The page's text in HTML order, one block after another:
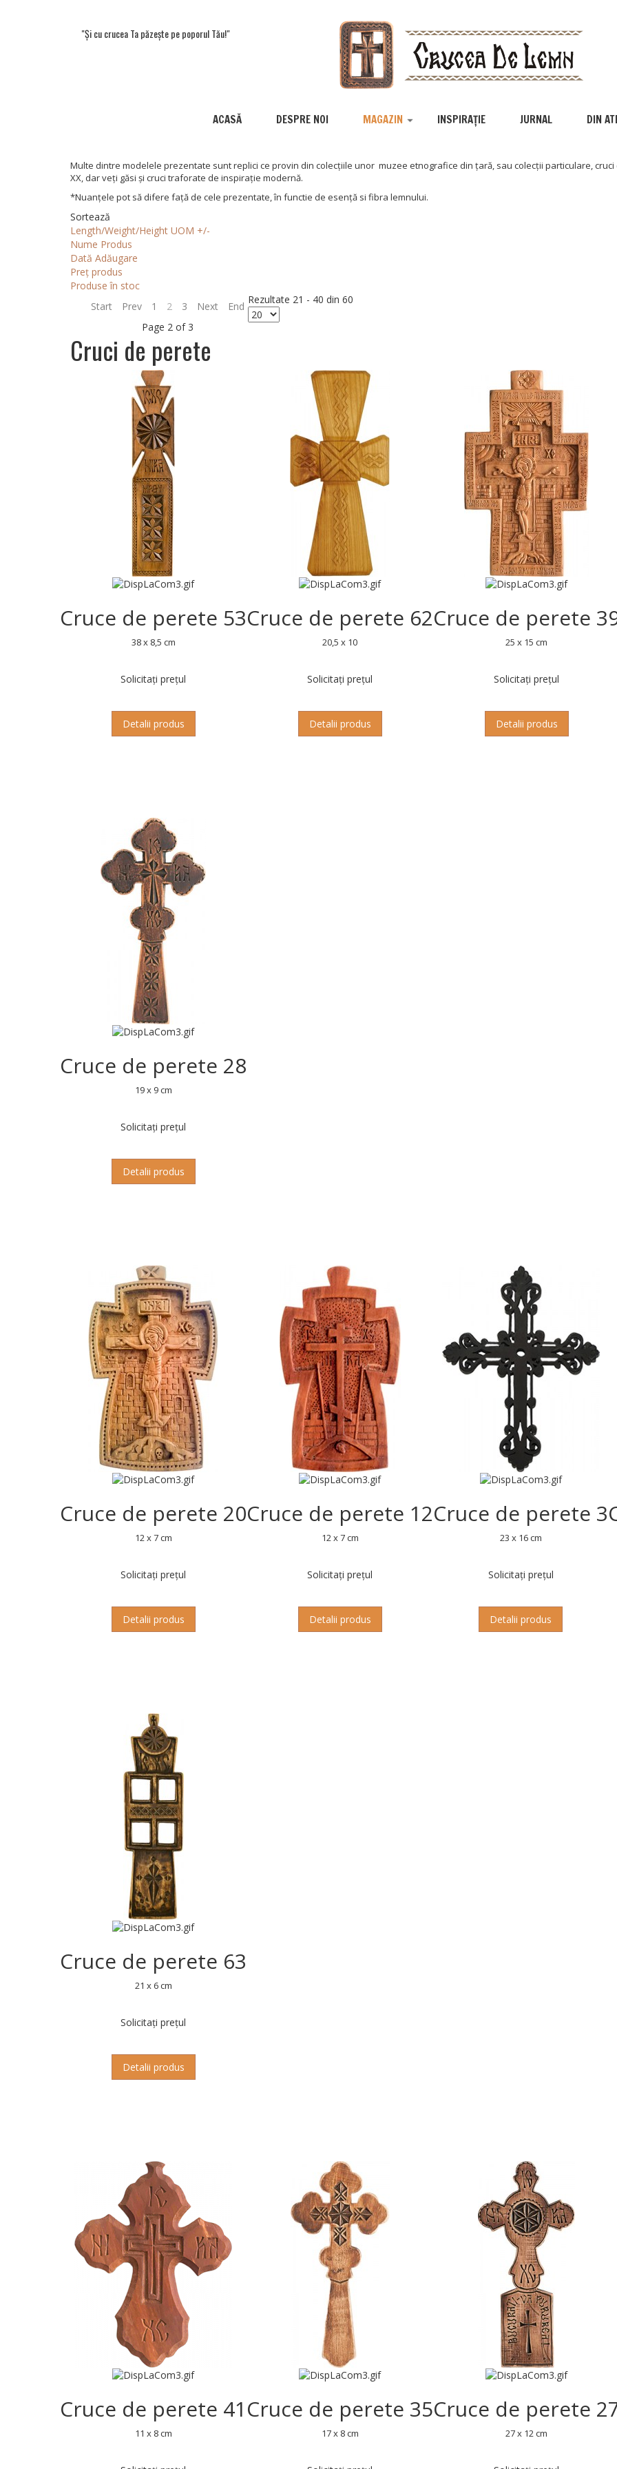
"Și cu crucea Ta păzește pe poporul Tău!"
ACASĂ DESPRE NOI MAGAZIN INSPIRAȚIE JURNAL DIN
Multe dintre modelele prezentate sunt replici ce provin din colecțiile unor muzee etnografice din țară, sau colecții particulare,
XX, dar veți găsi și cruci traforate de inspirație modernă.
*Nuanțele pot să difere față de cele prezentate, în functie de esență si fibra lemnului.
Sortează
Length/Weight/Height UOM +/-
Nume Produs
Dată Adăugare
Preț produs
Produse în stoc
Start
Prev 1 2 3 Next
End
Page 2 of 3
Rezultate 21 - 40 din 60
Cruci de perete
Cruce de perete 53
38 x 8,5 cm
Solicitați prețul
Detalii produs
Cruce de perete 62
20,5 x 10
Solicitați prețul
Detalii produs
Cruce de perete
25 x 15 cm
Solicitați prețul
Detalii produs
Cruce de perete 28
19 x 9 cm
Solicitați prețul
Detalii produs
Cruce de perete 20
12 x 7 cm
Solicitați prețul
Detalii produs
Cruce de perete 12
12 x 7 cm
Solicitați prețul
Detalii produs
Cruce de perete 3
23 x 16 cm
Solicitați prețul
Detalii produs
Cruce de perete 63
21 x 6 cm
Solicitați prețul
Detalii produs
Cruce de perete 41
11 x 8 cm
Cruce de perete 35
17 x 8 cm
Cruce de perete
27 x 12 cm